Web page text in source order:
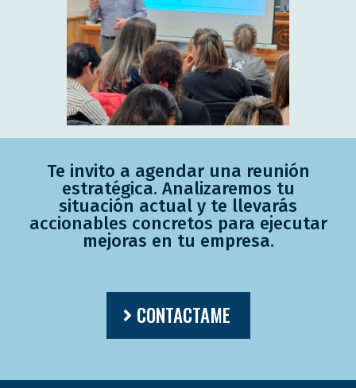
Te invito a agendar una reunión
estratégica. Analizaremos tu
situación actual y te llevarás
accionables concretos para ejecutar
mejoras en tu empresa.
CONTACTAME